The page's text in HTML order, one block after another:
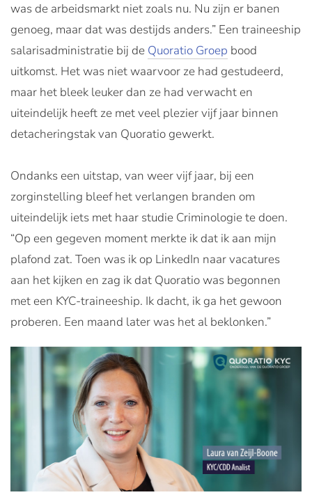
was de arbeidsmarkt niet zoals nu. Nu zijn er banen
genoeg, maar dat was destijds anders.” Een traineeship
salarisadministratie bij de Quoratio Groep bood
uitkomst. Het was niet waarvoor ze had gestudeerd,
maar het bleek leuker dan ze had verwacht en
uiteindelijk heeft ze met veel plezier vijf jaar binnen
detacheringstak van Quoratio gewerkt.
Ondanks een uitstap, van weer vijf jaar, bij een
zorginstelling bleef het verlangen branden om
uiteindelijk iets met haar studie Criminologie te doen.
“Op een gegeven moment merkte ik dat ik aan mijn
plafond zat. Toen was ik op LinkedIn naar vacatures
aan het kijken en zag ik dat Quoratio was begonnen
met een KYC-traineeship. Ik dacht, ik ga het gewoon
proberen. Een maand later was het al beklonken.”